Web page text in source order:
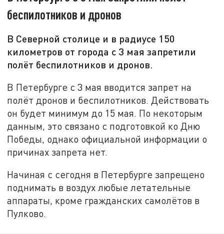
беспилотников и дронов
В Северной столице и в радиусе 150
километров от города с 3 мая запретили
полёт беспилотников и дронов.
В Петербурге с 3 мая вводится запрет на
полёт дронов и беспилотников. Действовать
он будет минимум до 15 мая. По некоторым
данным, это связано с подготовкой ко Дню
Победы, однако официальной информации о
причинах запрета нет.
Начиная с сегодня в Петербурге запрещено
поднимать в воздух любые летательные
аппараты, кроме гражданских самолётов в
Пулково.